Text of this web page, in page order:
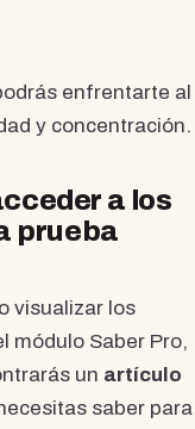
enfrentarte al
y concentración.
a los
prueba
visualizar los
módulo Saber Pro,
un artículo
saber para